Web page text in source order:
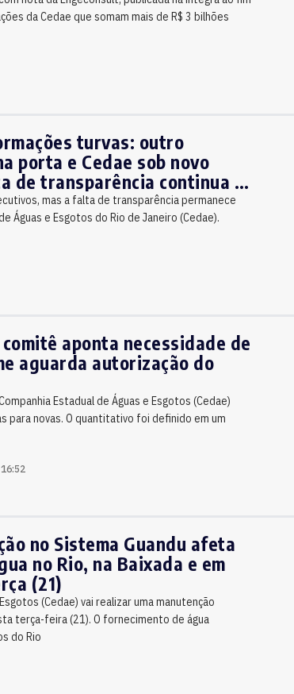
da Cedae que somam mais de R$ 3 bilhões
turvas: outro
porta e Cedae sob novo
de transparência continua a
mas a falta de transparência permanece
Águas e Esgotos do Rio de Janeiro (Cedae).
aponta necessidade de
aguarda autorização do
Estadual de Águas e Esgotos (Cedae)
para novas. O quantitativo foi definido em um
no Sistema Guandu afeta
no Rio, na Baixada e em
(21)
(Cedae) vai realizar uma manutenção
terça-feira (21). O fornecimento de água
do Rio